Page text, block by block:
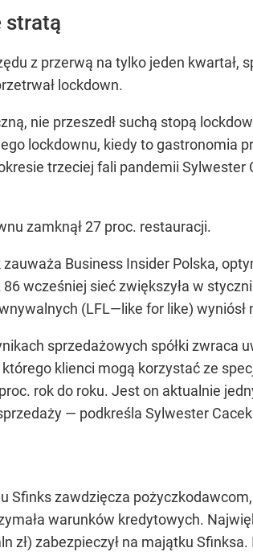
stratą
z przerwą na tylko jeden kwartał,
lockdown.
nie przeszedł suchą stopą
lockdownu, kiedy to gastronomia
trzeciej fali pandemii
zamknął 27 proc. restauracji.
Business Insider Polska,
wcześniej sieć zwiększyła w
(LFL—like for like) wyniósł
sprzedażowych spółki zwraca
klienci mogą korzystać ze
rok do roku. Jest on aktualnie
— podkreśla Sylwester
Sfinks zawdzięcza
warunków kredytowych.
zł) zabezpieczył na majątku